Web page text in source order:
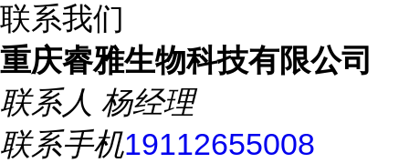
联系我们
重庆睿雅生物科技有限公司
联系人 杨经理
联系手机19112655008